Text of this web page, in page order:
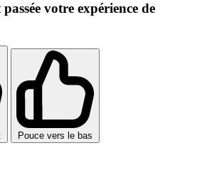
votre expérience de
Pouce vers le bas